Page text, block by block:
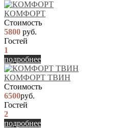
КОМФОРТ
Стоимость
5800 руб.
Гостей
1
подробнее
КОМФОРТ ТВИН
Стоимость
6500руб.
Гостей
2
подробнее